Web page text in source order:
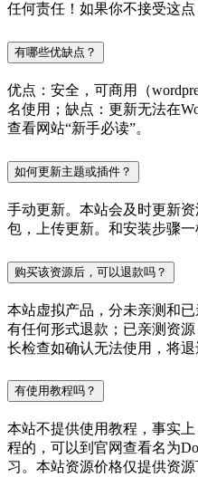
任何责任！如果你不接受这点
有哪些优缺点？
优点：安全，可商用（
名使用；缺点：更新无法在
查看网站“新手必读”。
如何更新主题或插件？
手动更新。本站会及时更新
包，上传更新。和安装步骤一
购买该资源后，可以退款吗？
本站虚拟产品，分未亲测和
有任何形式退款；已亲测资
长检查如确认无法使用，将
有使用教程吗？
本站不提供使用教程，事实
程的，可以到官网查看名为
习。本站资源价格仅提供资